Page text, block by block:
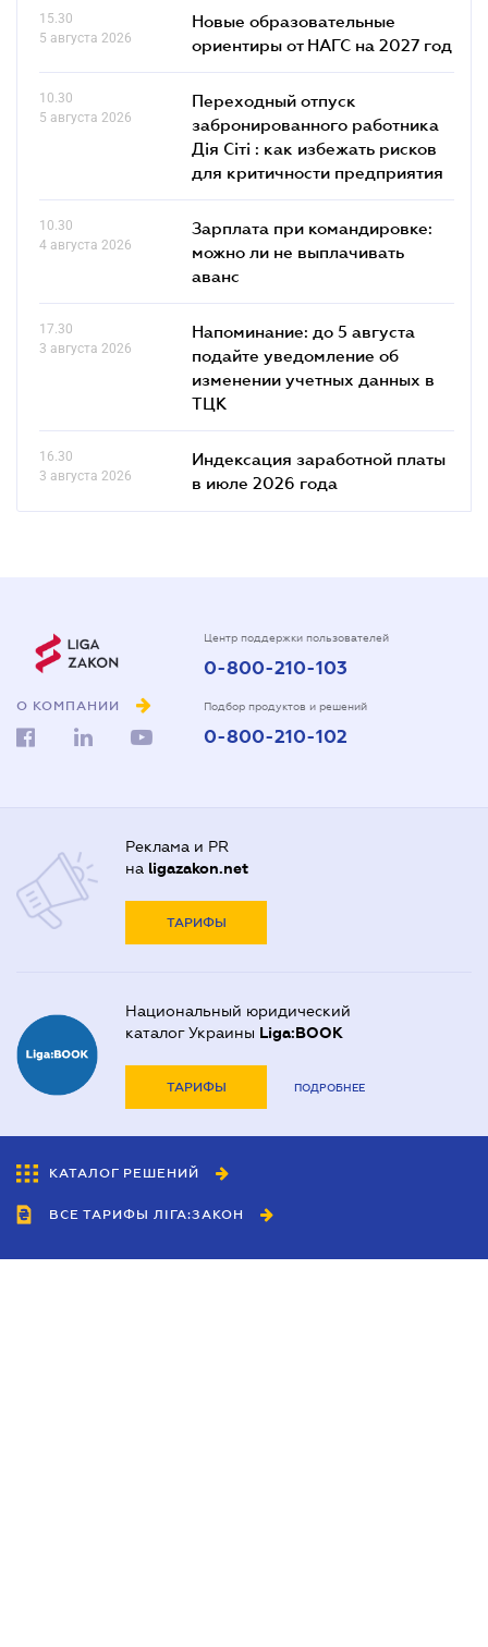
15.30
5 августа 2026
Новые образовательные
ориентиры от НАГС на 2027 год
10.30
5 августа 2026
Переходный отпуск
забронированного работника
Дія Сіті : как избежать рисков
для критичности предприятия
10.30
4 августа 2026
Зарплата при командировке:
можно ли не выплачивать
аванс
17.30
3 августа 2026
Напоминание: до 5 августа
подайте уведомление об
изменении учетных данных в
ТЦК
16.30
3 августа 2026
Индексация заработной платы
в июле 2026 года
О КОМПАНИИ
Центр поддержки пользователей
0-800-210-103
Подбор продуктов и решений
0-800-210-102
Реклама и PR
на ligazakon.net
ТАРИФЫ
Национальный юридический
каталог Украины Liga:BOOK
ТАРИФЫ ПОДРОБНЕЕ
КАТАЛОГ РЕШЕНИЙ
ВСЕ ТАРИФЫ ЛІГА:ЗАКОН